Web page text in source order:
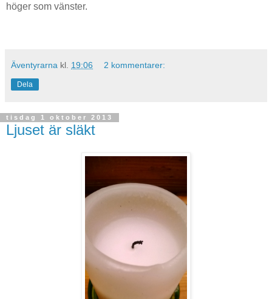
höger som vänster.
Äventyrarna kl. 19:06 2 kommentarer:
Dela
tisdag 1 oktober 2013
Ljuset är släkt